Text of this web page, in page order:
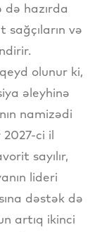
hazırda
və
olunur ki,
əleyhinə
namizədi
ci il
sayılır,
lideri
dəstək də
artıq ikinci